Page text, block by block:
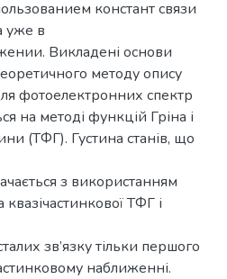
констант связи
уже в
Викладені основи
методу опису
фотоелектронних спектр
на методі функцій Гріна і
(ТФГ). Густина станів, що
з використанням
ТФГ і
зв’язку тільки першого
наближенні.